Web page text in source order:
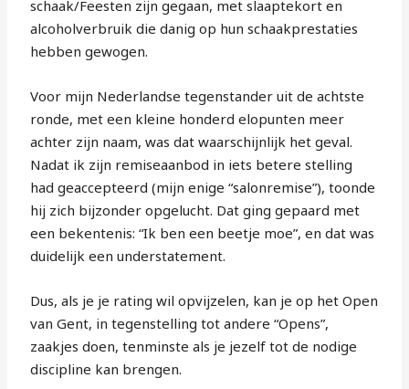
schaak/Feesten zijn gegaan, met slaaptekort en
alcoholverbruik die danig op hun schaakprestaties
hebben gewogen.
Voor mijn Nederlandse tegenstander uit de achtste
ronde, met een kleine honderd elopunten meer
achter zijn naam, was dat waarschijnlijk het geval.
Nadat ik zijn remiseaanbod in iets betere stelling
had geaccepteerd (mijn enige “salonremise”), toonde
hij zich bijzonder opgelucht. Dat ging gepaard met
een bekentenis: “Ik ben een beetje moe”, en dat was
duidelijk een understatement.
Dus, als je je rating wil opvijzelen, kan je op het Open
van Gent, in tegenstelling tot andere “Opens”,
zaakjes doen, tenminste als je jezelf tot de nodige
discipline kan brengen.